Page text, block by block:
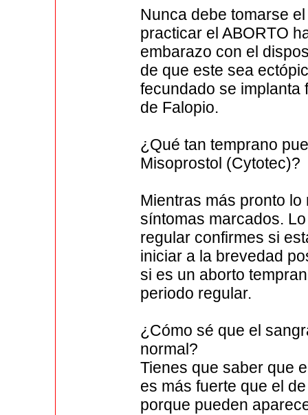
Nunca debe tomarse
practicar el ABORTO
embarazo con el
de que este sea
fecundado se implanta
de Falopio.
¿Qué tan temprano
Misoprostol (Cytotec)?
Mientras más pronto
síntomas marcados.
regular confirmes si
iniciar a la brevedad
si es un aborto
periodo regular.
¿Cómo sé que el
normal?
Tienes que saber que
es más fuerte que el
porque pueden